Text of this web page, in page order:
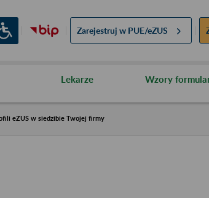
Zarejestruj w PUE/eZUS
Lekarze Wzory
eZUS w siedzibie Twojej firmy